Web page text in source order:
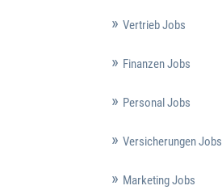
Vertrieb Jobs
Finanzen Jobs
Personal Jobs
Versicherungen Jobs
Marketing Jobs